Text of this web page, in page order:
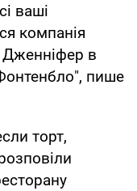
ваші
компанія
Дженніфер в
пише
торт,